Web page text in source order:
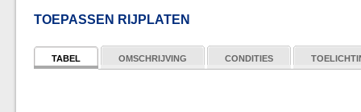
TOEPASSEN RIJPLATEN
TABEL OMSCHRIJVING CONDITIES